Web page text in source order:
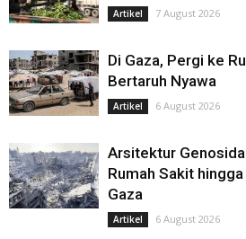
Artikel 7 August 2026
Di Gaza, Pergi ke
Bertaruh Nyawa
Artikel 6 August 2026
Arsitektur
Rumah Sakit
Gaza
Artikel 6 August 2026